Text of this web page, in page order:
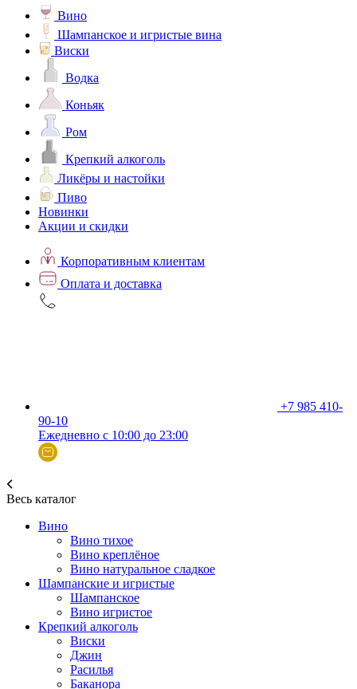
Вино
Шампанское и игристые вина
Виски
Водка
Коньяк
Ром
Крепкий алкоголь
Ликёры и настойки
Пиво
Новинки
Акции и скидки
Корпоративным клиентам
Оплата и доставка
+7 985 410-
90-10
Ежедневно с 10:00 до 23:00
Весь каталог
Вино
Вино тихое
Вино креплёное
Вино натуральное сладкое
Шампанские и игристые
Шампанское
Вино игристое
Крепкий алкоголь
Виски
Джин
Расилья
Баканора